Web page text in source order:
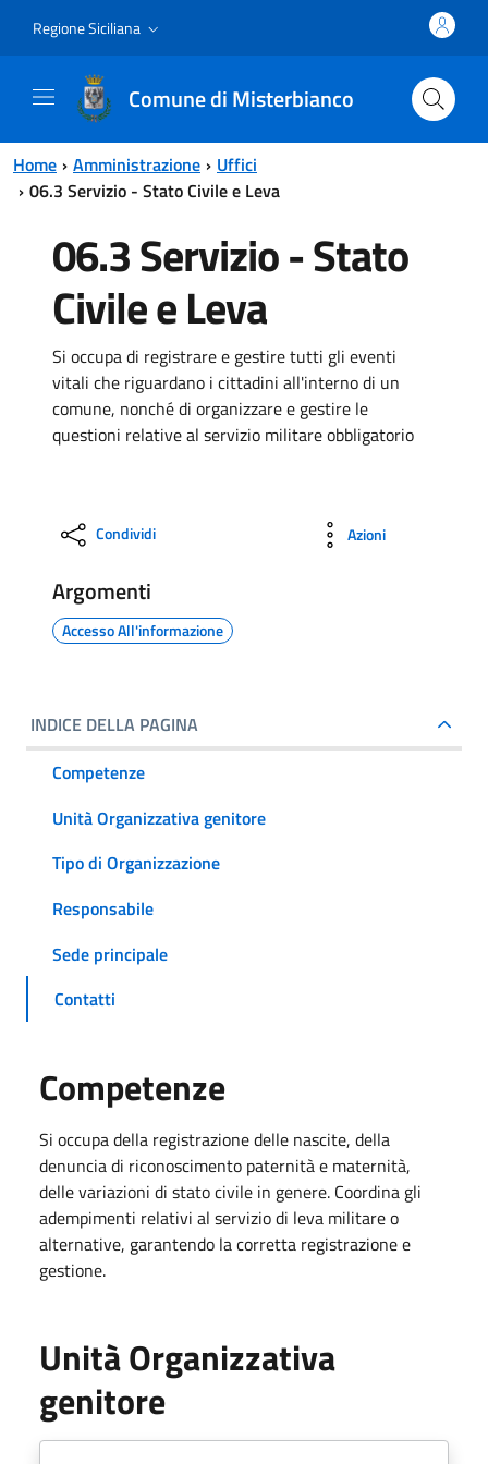
Regione Siciliana
Comune di Misterbianco
Home Amministrazione
Uffici
06.3 Servizio - Stato Civile e Leva
06.3 Servizio - Stato
Civile e Leva
Si occupa di registrare e gestire tutti gli eventi
vitali che riguardano i cittadini all'interno di un
comune, nonché di organizzare e gestire le
questioni relative al servizio militare obbligatorio
Condividi Azioni
Argomenti
Accesso All'informazione
INDICE DELLA PAGINA
Competenze
Unità Organizzativa genitore
Tipo di Organizzazione
Responsabile
Sede principale
Contatti
Competenze
Si occupa della registrazione delle nascite, della
denuncia di riconoscimento paternità e maternità,
delle variazioni di stato civile in genere. Coordina gli
adempimenti relativi al servizio di leva militare o
alternative, garantendo la corretta registrazione e
gestione.
Unità Organizzativa
genitore